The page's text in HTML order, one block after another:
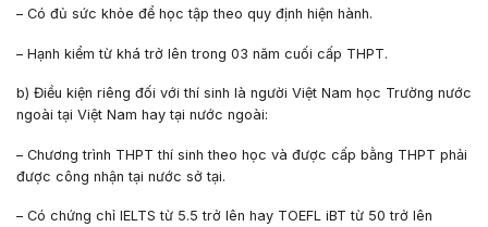
– Có đủ sức khỏe để học tập theo quy định hiện hành.
– Hạnh kiểm từ khá trở lên trong 03 năm cuối cấp THPT.
b) Điều kiện riêng đối với thí sinh là người Việt Nam học Trường nước
ngoài tại Việt Nam hay tại nước ngoài:
– Chương trình THPT thí sinh theo học và được cấp bằng THPT phải
được công nhận tại nước sở tại.
– Có chứng chỉ IELTS từ 5.5 trở lên hay TOEFL iBT từ 50 trở lên